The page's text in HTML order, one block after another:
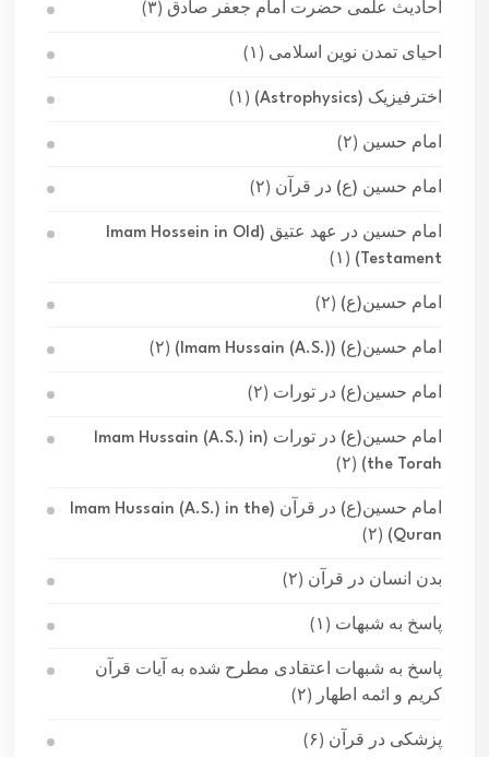
احادیث علمی حضرت امام جعفر صادق (۳)
احیای تمدن نوین اسلامی (۱)
اخترفیزیک (Astrophysics) (۱)
امام حسین (۲)
امام حسین (ع) در قرآن (۲)
امام حسین در عهد عتیق (Imam Hossein in Old
Testament)
(۱)
امام حسین(ع) (۲)
امام حسین(ع) (Imam Hussain (A.S.)) (۲)
امام حسین(ع) در تورات (۲)
امام حسین(ع) در تورات (Imam Hussain (A.S.) in
the Torah)
(۲)
امام حسین(ع) در قرآن (Imam Hussain (A.S.) in the
Quran)
(۲)
بدن انسان در قرآن (۲)
پاسخ به شبهات (۱)
پاسخ به شبهات اعتقادی مطرح شده به آیات قرآن
کریم و ائمه اطهار (۲)
پزشکی در قرآن (۶)